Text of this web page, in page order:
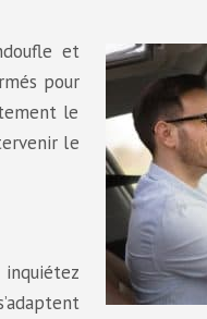
et
pour
le
le